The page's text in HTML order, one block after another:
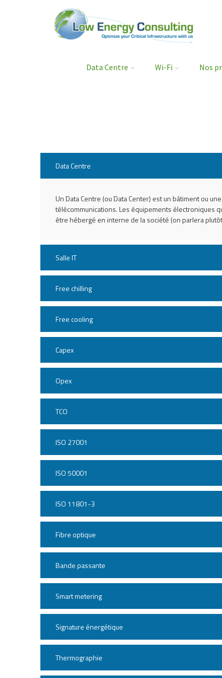
Data Centre Wi-Fi Nos
Data Centre
Un Data Centre (ou Data Center) est un bâtiment ou
télécommunications. Les équipements électroniques
être hébergé en interne de la société (on parlera
Salle IT
Free chilling
Free cooling
Capex
Opex
TCO
ISO 27001
ISO 50001
ISO 11801-3
Fibre optique
Bande passante
Smart metering
Signature énergétique
Thermographie